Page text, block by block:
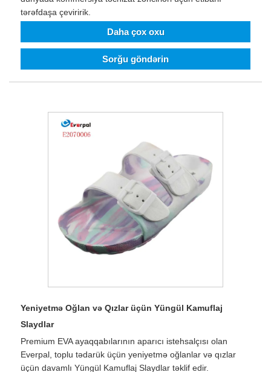
tərəfdaşa çeviririk.
Daha çox oxu
Sorğu göndərin
Yeniyetmə Oğlan və Qızlar üçün Yüngül Kamuflaj
Slaydlar
Premium EVA ayaqqabılarının aparıcı istehsalçısı olan
Everpal, toplu tədarük üçün yeniyetmə oğlanlar və qızlar
üçün davamlı Yüngül Kamuflaj Slaydlar təklif edir.